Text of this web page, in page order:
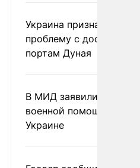
Украина признала
проблему с доступом к
портам Дуная
В МИД заявили о
военной помощи
Украине